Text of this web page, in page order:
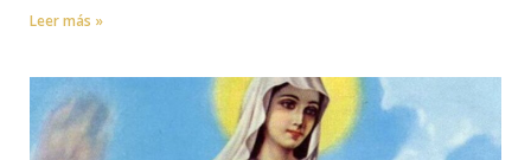
Leer más »